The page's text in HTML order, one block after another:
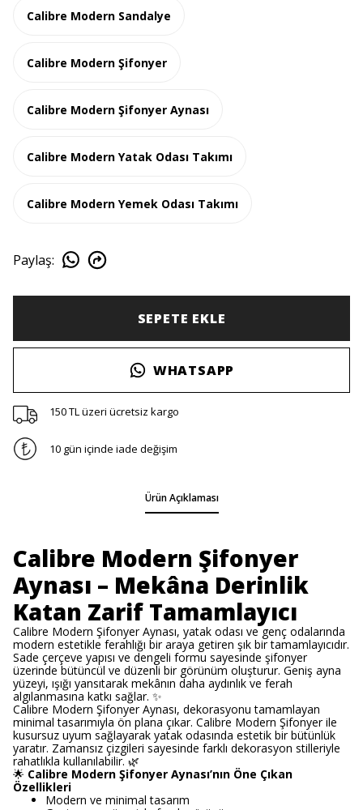
Calibre Modern Sandalye
Calibre Modern Şifonyer
Calibre Modern Şifonyer Aynası
Calibre Modern Yatak Odası Takımı
Calibre Modern Yemek Odası Takımı
Paylaş:
SEPETE EKLE
WHATSAPP
150 TL üzeri ücretsiz kargo
10 gün içinde iade değişim
Ürün Açıklaması
Calibre Modern Şifonyer
Aynası – Mekâna Derinlik
Katan Zarif Tamamlayıcı
Calibre Modern Şifonyer Aynası, yatak odası ve genç odalarında
modern estetikle ferahlığı bir araya getiren şık bir tamamlayıcıdır.
Sade çerçeve yapısı ve dengeli formu sayesinde şifonyer
üzerinde bütüncül ve düzenli bir görünüm oluşturur. Geniş ayna
yüzeyi, ışığı yansıtarak mekânın daha aydınlık ve ferah
algılanmasına katkı sağlar. ✨
Calibre Modern Şifonyer Aynası, dekorasyonu tamamlayan
minimal tasarımıyla ön plana çıkar. Calibre Modern Şifonyer ile
kusursuz uyum sağlayarak yatak odasında estetik bir bütünlük
yaratır. Zamansız çizgileri sayesinde farklı dekorasyon stilleriyle
rahatlıkla kullanılabilir. 🌿
🌟 Calibre Modern Şifonyer Aynası’nın Öne Çıkan
Özellikleri
Modern ve minimal tasarım